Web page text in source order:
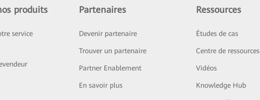
produits
service
Partenaires
Devenir partenaire
Trouver un partenaire
Partner Enablement
En savoir plus
Ressources
Études de cas
Centre de ressources
Vidéos
Knowledge Hub